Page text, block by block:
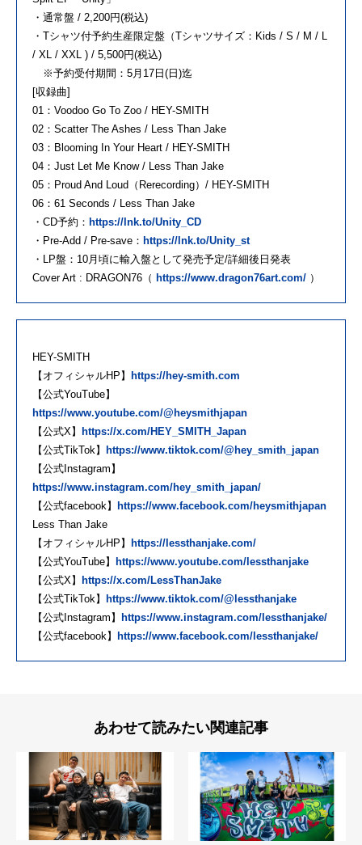
・通常盤 / 2,200円(税込)
・Tシャツ付予約生産限定盤（Tシャツサイズ：Kids / S / M / L
/ XL / XXL ) / 5,500円(税込)
※予約受付期間：5月17日(日)迄
[収録曲]
01：Voodoo Go To Zoo / HEY-SMITH
02：Scatter The Ashes / Less Than Jake
03：Blooming In Your Heart / HEY-SMITH
04：Just Let Me Know / Less Than Jake
05：Proud And Loud（Rerecording）/ HEY-SMITH
06：61 Seconds / Less Than Jake
・CD予約： https://lnk.to/Unity_CD
・Pre-Add / Pre-save： https://lnk.to/Unity_st
・LP盤：10月頃に輸入盤として発売予定/詳細後日発表
Cover Art : DRAGON76（ https://www.dragon76art.com/ ）
HEY-SMITH
【オフィシャルHP】
https://hey-smith.com
【公式YouTube】
https://www.youtube.com/@heysmithjapan
【公式X】
https://x.com/HEY_SMITH_Japan
【公式TikTok】
https://www.tiktok.com/@hey_smith_japan
【公式Instagram】
https://www.instagram.com/hey_smith_japan/
【公式facebook】
https://www.facebook.com/heysmithjapan
Less Than Jake
【オフィシャルHP】
https://lessthanjake.com/
【公式YouTube】
https://www.youtube.com/lessthanjake
【公式X】
https://x.com/LessThanJake
【公式TikTok】
https://www.tiktok.com/@lessthanjake
【公式Instagram】
https://www.instagram.com/lessthanjake/
【公式facebook】
https://www.facebook.com/lessthanjake/
あわせて読みたい関連記事